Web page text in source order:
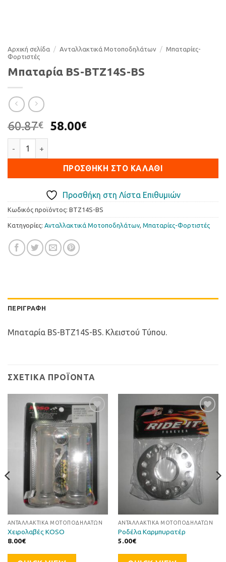
Αρχική σελίδα / Ανταλλακτικά Μοτοποδηλάτων / Μπαταρίες-
Φορτιστές
Μπαταρία BS-BTZ14S-BS
60.87€
Original
60.87€.
58.00€Η
είναι:
58.00€.
ΠΡΟΣΘΉΚΗ ΣΤΟ ΚΑΛΆΘΙ
Προσθήκη στη Λίστα Επιθυμιών
Κωδικός προϊόντος: BTZ14S-BS
Κατηγορίες: Ανταλλακτικά Μοτοποδηλάτων, Μπαταρίες-Φορτιστές
ΠΕΡΙΓΡΑΦΉ
Μπαταρία BS-BTZ14S-BS. Κλειστού Τύπου.
ΣΧΕΤΙΚΆ ΠΡΟΪΌΝΤΑ
Προσθήκη
στη Λίστα
Επιθυμιών
ΑΝΤΑΛΛΑΚΤΙΚΆ ΜΟΤΟΠΟΔΗΛΆΤΩΝ
Χειρολαβές KOSO
8.00€
Προσθήκη
στη Λίστα
Επιθυμιών
ΑΝΤΑΛΛΑΚΤΙΚΆ ΜΟΤΟΠΟΔΗΛΆΤΩΝ
Ροδέλα Καρμπυρατέρ
5.00€